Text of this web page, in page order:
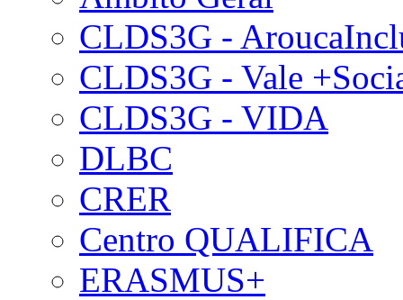
CLDS3G -
CLDS3G - Vale
CLDS3G - VIDA
DLBC
CRER
Centro QUALIFICA
ERASMUS+